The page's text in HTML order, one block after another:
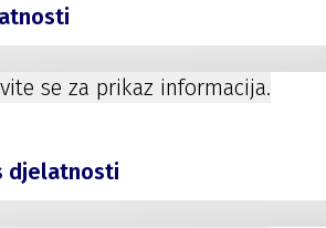
se za prikaz informacija.
djelatnosti